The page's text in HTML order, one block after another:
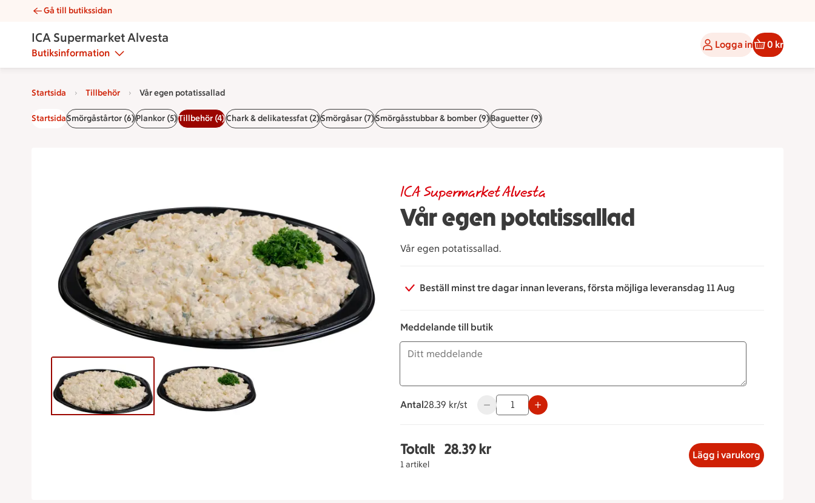
Vår egen potatissallad | Catering ICA Supermarket Alvesta
Gå till butikssidan
ICA Supermarket Alvesta
Butiksinformation
Logga in 0 kr
Startsida Tillbehör Vår egen potatissallad
StartsidaSmörgåstårtor (6)Plankor (5)Tillbehör (4)Chark & delikatessfat (2)Smörgåsar (7)Smörgåsstubbar & bomber (9)Baguetter (9)
Vår egen potatissallad
ICA Supermarket Alvesta
Vår egen potatissallad.
Beställ minst tre dagar innan leverans, första möjliga leveransdag 11 Aug
Meddelande till butik
Antal
28.39 kronor styck
28.39 kr/st Använd knapparna för att minska eller öka värdet, eller ange ett värde
Totalt
1 artikel
Totalt 1 stycken Vår Egen Potatissallad, 28.39 kronor
28.39 kr Lägg i varukorg